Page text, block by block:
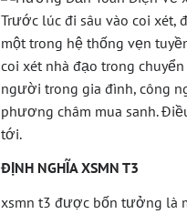
Trước lúc đi sâu vào coi xét,
một trong hệ thống vẹn
coi xét nhà đạo trong
người trong gia đình, công
phương châm mua sanh.
tới.
ĐỊNH NGHĨA XSMN T3
xsmn t3 được bốn tưởng là